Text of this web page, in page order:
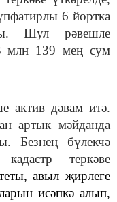
6 йортка
Шул рәвешле
млн 139 мең сум
актив дәвам итә.
артык мәйданда
Безнең бүлекчә
теркәве
авыл җирлеге
исәпкә алып,